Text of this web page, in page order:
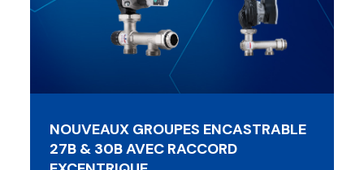
NOUVEAUX GROUPES ENCASTRABLE
27B & 30B AVEC RACCORD